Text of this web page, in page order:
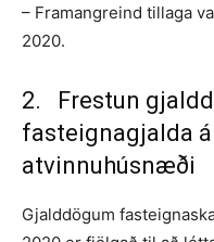
– Framangreind tillaga
2020.
2. Frestun
fasteignagjalda á
atvinnuhúsnæði
Gjalddögum